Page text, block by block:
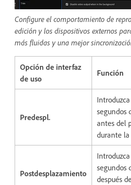
Configure el comportamiento de
edición y los dispositivos externos
más fluidas y una mejor
Opción de interfaz
de uso
Función
Predespl.
segundos
antes del
durante la
Postdesplazamiento
segundos
después